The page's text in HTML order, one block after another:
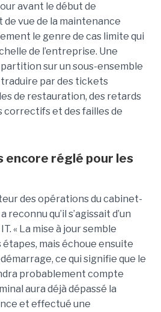
avant le début de
de vue de la maintenance
le genre de cas limite qui
de l’entreprise. Une
sur un sous-ensemble
par des tickets
de restauration, des retards
correctifs et des failles de
encore réglé pour les
des opérations du cabinet-
qu’il s’agissait d’un
« La mise à jour semble
mais échoue ensuite
ce qui signifie que le
probablement compte
aura déjà dépassé la
et effectué une